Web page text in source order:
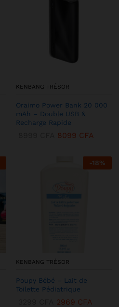
KENBANG TRÉSOR
Oraimo Power Bank 20 000
mAh – Double USB &
Recharge Rapide
8099 CFA
-18%
KENBANG TRÉSOR
Poupy Bébé – Lait de
Toilette Pédiatrique
2969 CFA